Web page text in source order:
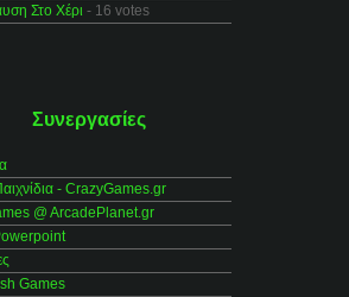
Στο Χέρι - 16 votes
Συνεργασίες
- CrazyGames.gr
@ ArcadePlanet.gr
Games